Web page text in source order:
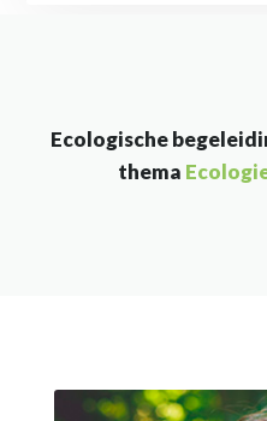
Ecologische
thema